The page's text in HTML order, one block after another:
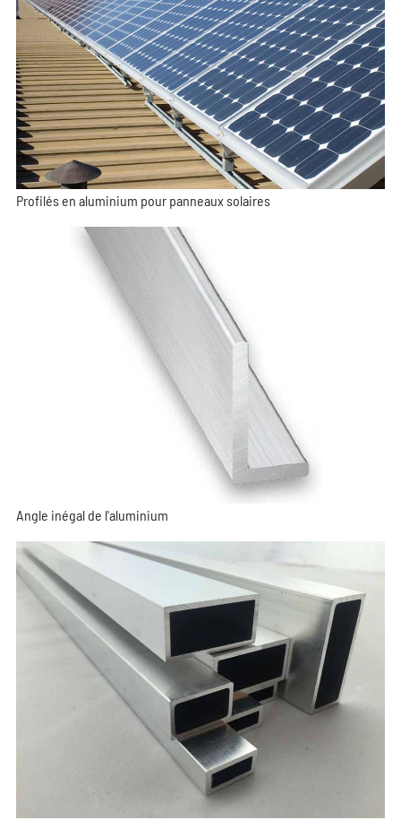
Profilés en aluminium pour panneaux solaires
Angle inégal de l'aluminium